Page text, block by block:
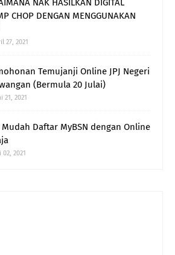
NAK HASILKAN DIGITAL
CHOP DENGAN MENGGUNAKAN
27, 2021
Temujanji Online JPJ Negeri
(Bermula 20 Julai)
21, 2021
Mudah Daftar MyBSN dengan Online
02, 2021